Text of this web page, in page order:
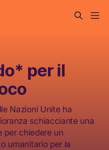
per il
Nazioni Unite ha
schiacciante una
per chiedere un
umanitario per la